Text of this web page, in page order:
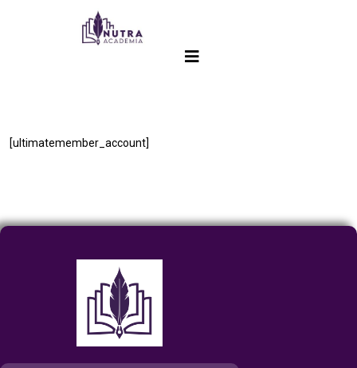
[ultimatemember_account]